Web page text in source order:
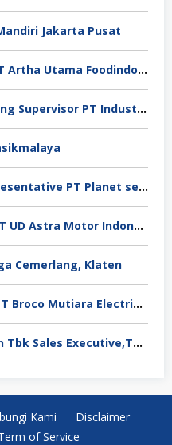
Jakarta Pusat
Sales Taking Order PT Artha Utama Foodindo Tangerang
Export Trade Marketing Supervisor PT Industri Jamu Dan Farmasi Sido Muncul Tbk, Jakarta
Sales Promotion Representative PT Planet selancar Mandiri, Pontianak
Parts Sales Analyst PT UD Astra Motor Indonesia, Jakarta Utara
Cemerlang, Klaten
Marketing Specifier PT Broco Mutiara Electrical Industry, Tangerang
PT Panca Budi Idaman Tbk Sales Executive,Tangerang
Kami
Disclaimer
of Service